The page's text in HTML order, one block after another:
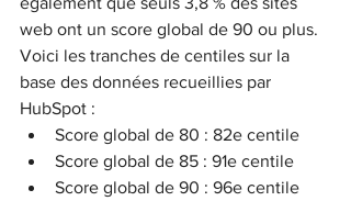
web ont un score global de 90 ou plus.
Voici les tranches de centiles sur la
base des données recueillies par
HubSpot :
Score global de 80 : 82e centile
Score global de 85 : 91e centile
Score global de 90 : 96e centile